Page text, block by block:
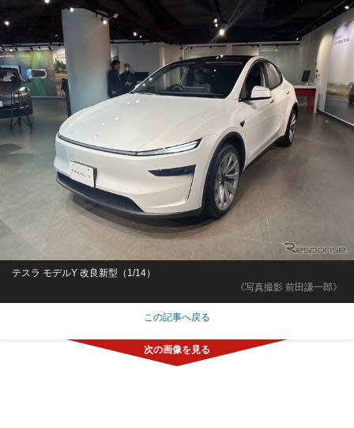
《写真撮影 前田謙一郎》
テスラ モデルY 改良新型（1/14）
この記事へ戻る